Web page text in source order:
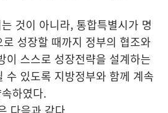
것이 아니라, 통합특별시가 명
성장할 때까지 정부의 협조와
이 스스로 성장전략을 설계하는
수 있도록 지방정부와 함께 계속
하였다.